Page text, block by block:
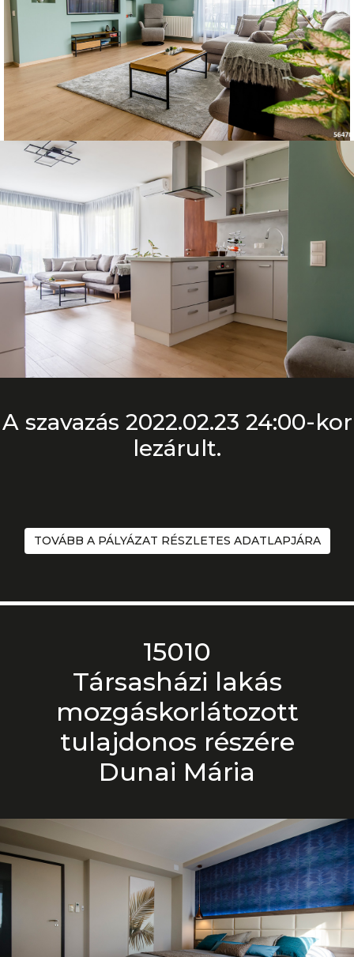
A szavazás 2022.02.23 24:00-kor
lezárult.
TOVÁBB A PÁLYÁZAT RÉSZLETES ADATLAPJÁRA
15010
Társasházi lakás
mozgáskorlátozott
tulajdonos részére
Dunai Mária